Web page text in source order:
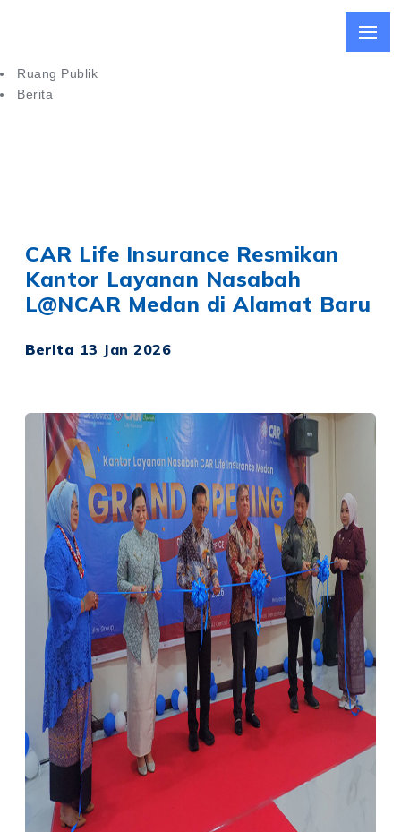
Ruang Publik
Berita
CAR Life Insurance Resmikan
Kantor Layanan Nasabah
L@NCAR Medan di Alamat Baru
Berita 13 Jan 2026